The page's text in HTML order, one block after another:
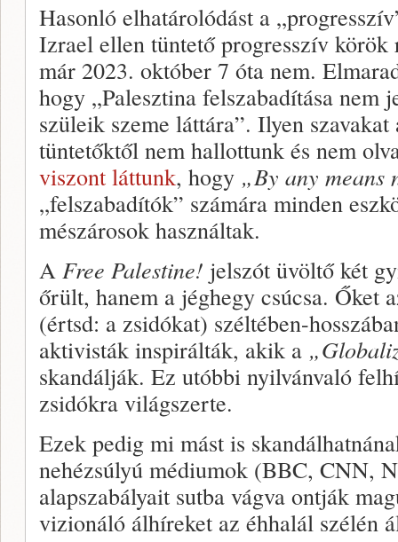
Hasonló elhatárolódást a
Izrael ellen tüntető progresszív körök
már 2023. október 7 óta nem.
hogy „Palesztina felszabadítása nem
szüleik szeme láttára”. Ilyen
tüntetőktől nem hallottunk és nem
viszont láttunk, hogy „By any means
„felszabadítók” számára minden
mészárosok használtak.
A Free Palestine! jelszót üvöltő két
őrült, hanem a jéghegy csúcsa. Őket
(értsd: a zsidókat) széltében-
aktivisták inspirálták, akik a
skandálják. Ez utóbbi nyilvánvaló
zsidókra világszerte.
Ezek pedig mi mást is
nehézsúlyú médiumok (BBC, CNN,
alapszabályait sutba vágva ontják
vizionáló álhíreket az éhhalál szélén